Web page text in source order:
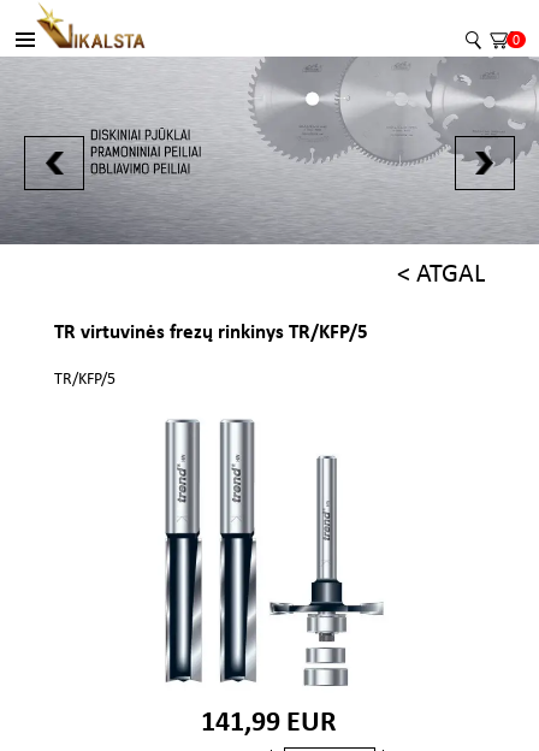
0
< ATGAL
TR virtuvinės frezų rinkinys TR/KFP/5
TR/KFP/5
141,99 EUR